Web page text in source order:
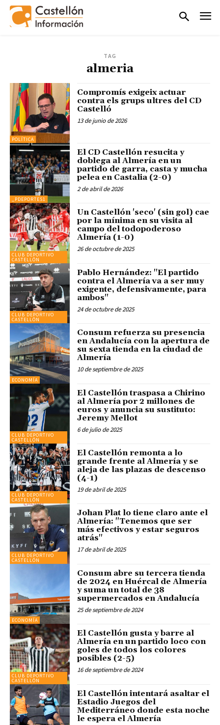
TAG
almeria
POLÍTICA
Compromís exigeix actuar
contra els grups ultres del CD
Castelló
13 de junio de 2026
_PDEPORTES1
El CD Castellón resucita y
doblega al Almería en un
partido de garra, casta y mucha
pelea en Castalia (2-0)
2 de abril de 2026
CLUB DEPORTIVO
CASTELLÓN
Un Castellón 'seco' (sin gol) cae
por la mínima en su visita al
campo del todopoderoso
Almería (1-0)
26 de octubre de 2025
CLUB DEPORTIVO
CASTELLÓN
Pablo Hernández: "El partido
contra el Almería va a ser muy
exigente, defensivamente, para
ambos"
24 de octubre de 2025
ECONOMÍA
Consum refuerza su presencia
en Andalucía con la apertura de
su sexta tienda en la ciudad de
Almería
10 de septiembre de 2025
CLUB DEPORTIVO
CASTELLÓN
El Castellón traspasa a Chirino
al Almería por 2 millones de
euros y anuncia su sustituto:
Jeremy Mellot
6 de julio de 2025
CLUB DEPORTIVO
CASTELLÓN
El Castellón remonta a lo
grande frente al Almería y se
aleja de las plazas de descenso
(4-1)
19 de abril de 2025
CLUB DEPORTIVO
CASTELLÓN
Johan Plat lo tiene claro ante el
Almería: "Tenemos que ser
más efectivos y estar seguros
atrás"
17 de abril de 2025
ECONOMÍA
Consum abre su tercera tienda
de 2024 en Huércal de Almería
y suma un total de 38
supermercados en Andalucía
25 de septiembre de 2024
CLUB DEPORTIVO
CASTELLÓN
El Castellón gusta y barre al
Almería en un partido loco con
goles de todos los colores
posibles (2-5)
16 de septiembre de 2024
El Castellón intentará asaltar el
Estadio Juegos del
Mediterráneo donde esta noche
le espera el Almería